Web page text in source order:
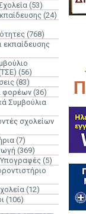
(53)
(24)
(768)
εκπαίδευσης
(56)
(83)
φορέων(36)
Συμβούλια
σχολείων
(7)
(369)
(5)
(12)
(106)